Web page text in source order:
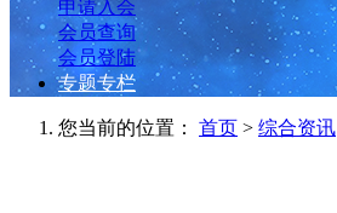
申请入会
会员查询
会员登陆
专题专栏
您当前的位置： 首页 > 综合资讯